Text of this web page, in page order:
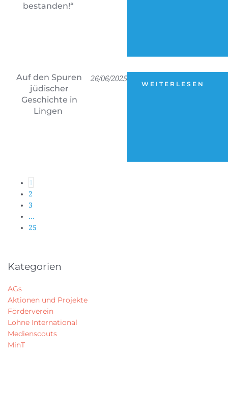
bestanden!“
Auf den Spuren
jüdischer
Geschichte in
Lingen
26/06/2025
WEITERLESEN
1
2
3
…
25
Kategorien
AGs
Aktionen und Projekte
Förderverein
Lohne International
Medienscouts
MinT